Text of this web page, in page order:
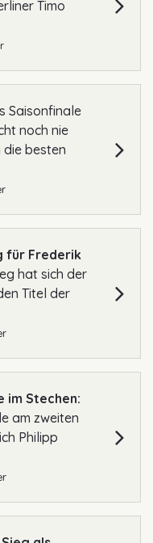
Timo
Saisonfinale
noch nie
die besten
für Frederik
hat sich der
Titel der
im Stechen:
am zweiten
Philipp